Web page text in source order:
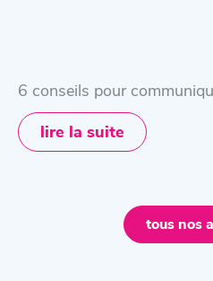
6 conseils pour
lire la suite
tous nos